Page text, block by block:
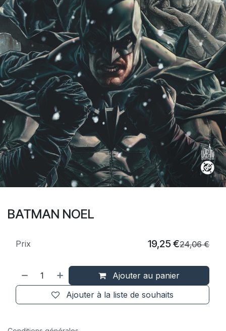
BATMAN NOEL
Ajouter au panier
Ajouter à la liste de souhaits
Prix 19,25 €24,06€